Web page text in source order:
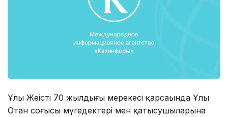
Ұлы Жеңістің 70 жылдығы мерекесі қарсаңында Ұлы
Отан соғысы мүгедектері мен қатысушыларына